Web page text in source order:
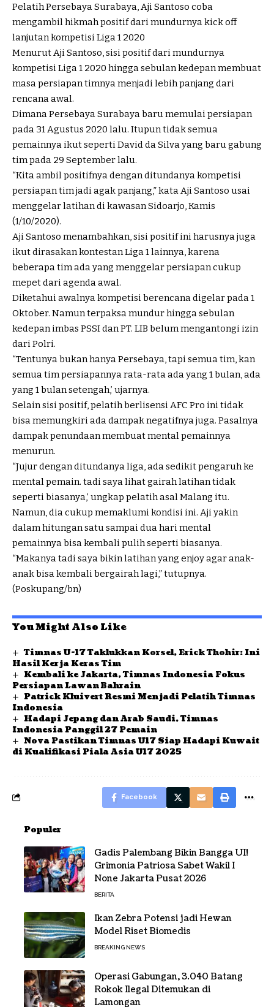
Pelatih Persebaya Surabaya, Aji Santoso coba
mengambil hikmah positif dari mundurnya kick off
lanjutan kompetisi Liga 1 2020
Menurut Aji Santoso, sisi positif dari mundurnya
kompetisi Liga 1 2020 hingga sebulan kedepan membuat
masa persiapan timnya menjadi lebih panjang dari
rencana awal.
Dimana Persebaya Surabaya baru memulai persiapan
pada 31 Agustus 2020 lalu. Itupun tidak semua
pemainnya ikut seperti David da Silva yang baru gabung
tim pada 29 September lalu.
“Kita ambil positifnya dengan ditundanya kompetisi
persiapan tim jadi agak panjang,” kata Aji Santoso usai
menggelar latihan di kawasan Sidoarjo, Kamis
(1/10/2020).
Aji Santoso menambahkan, sisi positif ini harusnya juga
ikut dirasakan kontestan Liga 1 lainnya, karena
beberapa tim ada yang menggelar persiapan cukup
mepet dari agenda awal.
Diketahui awalnya kompetisi berencana digelar pada 1
Oktober. Namun terpaksa mundur hingga sebulan
kedepan imbas PSSI dan PT. LIB belum mengantongi izin
dari Polri.
“Tentunya bukan hanya Persebaya, tapi semua tim, kan
semua tim persiapannya rata-rata ada yang 1 bulan, ada
yang 1 bulan setengah,’ ujarnya.
Selain sisi positif, pelatih berlisensi AFC Pro ini tidak
bisa memungkiri ada dampak negatifnya juga. Pasalnya
dampak penundaan membuat mental pemainnya
menurun.
“Jujur dengan ditundanya liga, ada sedikit pengaruh ke
mental pemain. tadi saya lihat gairah latihan tidak
seperti biasanya,’ ungkap pelatih asal Malang itu.
Namun, dia cukup memaklumi kondisi ini. Aji yakin
dalam hitungan satu sampai dua hari mental
pemainnya bisa kembali pulih seperti biasanya.
“Makanya tadi saya bikin latihan yang enjoy agar anak-
anak bisa kembali bergairah lagi,” tutupnya.
(Poskupang/bn)
You Might Also Like
Timnas U-17 Taklukkan Korsel, Erick Thohir: Ini
Hasil Kerja Keras Tim
Kembali ke Jakarta, Timnas Indonesia Fokus
Persiapan Lawan Bahrain
Patrick Kluivert Resmi Menjadi Pelatih Timnas
Indonesia
Hadapi Jepang dan Arab Saudi, Timnas
Indonesia Panggil 27 Pemain
Nova Pastikan Timnas U17 Siap Hadapi Kuwait
di Kualifikasi Piala Asia U17 2025
Facebook
Populer
Gadis Palembang Bikin Bangga UI!
Grimonia Patriosa Sabet Wakil I
None Jakarta Pusat 2026
BERITA
Ikan Zebra Potensi jadi Hewan
Model Riset Biomedis
BREAKING NEWS
Operasi Gabungan, 3.040 Batang
Rokok Ilegal Ditemukan di
Lamongan